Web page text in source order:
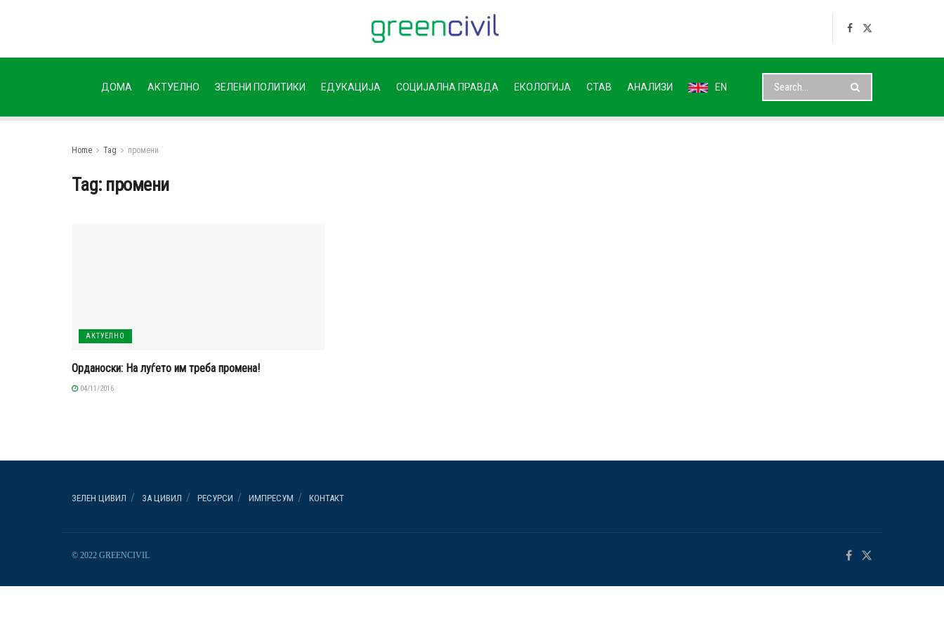
ДОМА АКТУЕЛНО ЗЕЛЕНИ ПОЛИТИКИ ЕДУКАЦИЈА СОЦИЈАЛНА ПРАВДА ЕКОЛОГИЈА СТАВ АНАЛИЗИ EN
Home Tag промени
Tag: промени
АКТУЕЛНО
Орданоски: На луѓето им треба промена!
04/11/2016
ЗЕЛЕН ЦИВИЛ ЗА ЦИВИЛ РЕСУРСИ ИМПРЕСУМ КОНТАКТ
© 2022 GREENCIVIL